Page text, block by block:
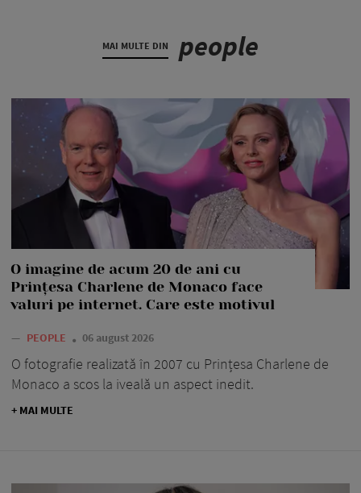
MAI MULTE DIN people
O imagine de acum 20 de ani cu
Prințesa Charlene de Monaco face
valuri pe internet. Care este motivul
— PEOPLE 06 august 2026
O fotografie realizată în 2007 cu Prințesa Charlene de
Monaco a scos la iveală un aspect inedit.
+ MAI MULTE